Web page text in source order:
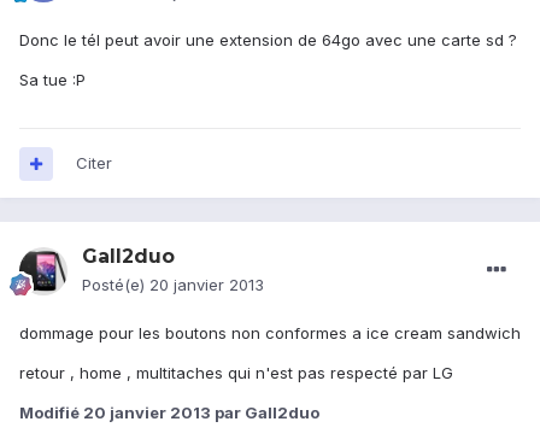
Donc le tél peut avoir une extension de 64go avec une carte sd ?
Sa tue :P
Citer
Gall2duo
Posté(e) 20 janvier 2013
dommage pour les boutons non conformes a ice cream sandwich
retour , home , multitaches qui n'est pas respecté par LG
Modifié 20 janvier 2013 par Gall2duo